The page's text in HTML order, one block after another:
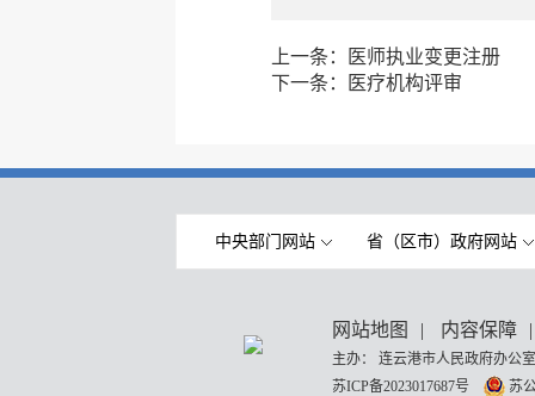
上一条：
医师执业变更注册
下一条：
医疗机构评审
中央部门网站 省（区市）政府网站
网站地图 | 内容保障 |
主办： 连云港市人民政府办
苏ICP备2023017687号
苏